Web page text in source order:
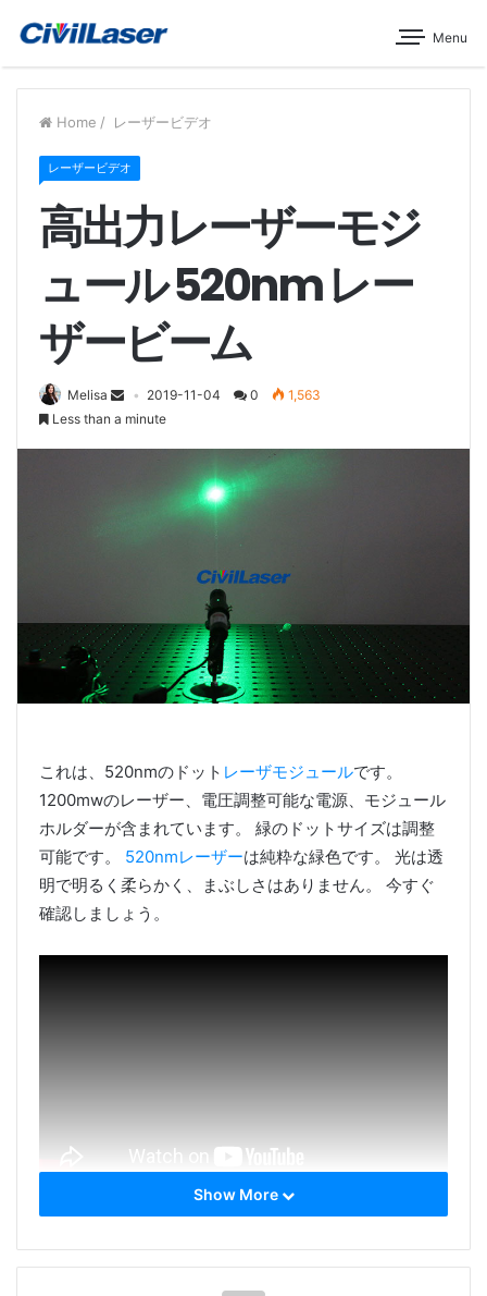
Menu
Home / レーザービデオ
レーザービデオ
高出力レーザーモジ
ュール 520nm レー
ザービーム
Melisa 2019-11-04 0
1,563
Less than a minute
これは、520nmのドット レーザモジュールです。
1200mwのレーザー、電圧調整可能な電源、モジュール
ホルダーが含まれています。 緑のドットサイズは調整
可能です。 520nmレーザーは純粋な緑色です。 光は透
明で明るく柔らかく、まぶしさはありません。 今すぐ
確認しましょう。
レーザービーム レーザーモジュール
Show More